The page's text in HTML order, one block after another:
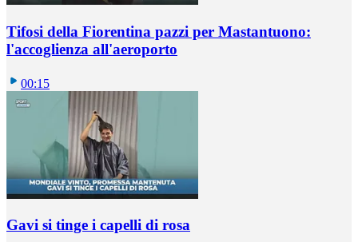
Tifosi della Fiorentina pazzi per Mastantuono:
l'accoglienza all'aeroporto
00:15
Gavi si tinge i capelli di rosa